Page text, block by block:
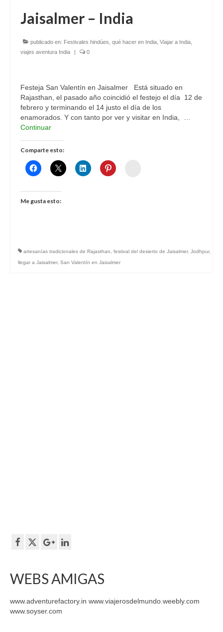
Jaisalmer – India
publicado en: Festivales hindúes qué hacer en India Viajar a India
viajes aventura India
| 0
Festeja San Valentín en Jaisalmer Está situado en
Rajasthan, el pasado año coincidió el festejo el día 12 de
febrero y terminando el 14 justo el día de los
enamorados. Y con tanto por ver y visitar en India, …
Continuar
Comparte esto:
Me gusta esto:
artesanías tradicionales de Rajasthan festival del desierto de Jaisalmer, Jodhpur,
llegar a Jaisalmer, San Valentín en Jaisalmer
WEBS AMIGAS
www.adventurefactory.in www.viajerosdelmundo.weebly.com
www.soyser.com